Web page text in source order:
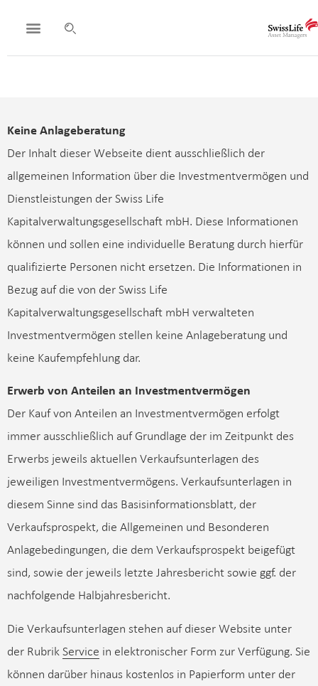
Keine Anlageberatung
Der Inhalt dieser Webseite dient ausschließlich der
allgemeinen Information über die Investmentvermögen und
Dienstleistungen der Swiss Life
Kapitalverwaltungsgesellschaft mbH. Diese Informationen
können und sollen eine individuelle Beratung durch hierfür
qualifizierte Personen nicht ersetzen. Die Informationen in
Bezug auf die von der Swiss Life
Kapitalverwaltungsgesellschaft mbH verwalteten
Investmentvermögen stellen keine Anlageberatung und
keine Kaufempfehlung dar.
Erwerb von Anteilen an Investmentvermögen
Der Kauf von Anteilen an Investmentvermögen erfolgt
immer ausschließlich auf Grundlage der im Zeitpunkt des
Erwerbs jeweils aktuellen Verkaufsunterlagen des
jeweiligen Investmentvermögens. Verkaufsunterlagen in
diesem Sinne sind das Basisinformationsblatt, der
Verkaufsprospekt, die Allgemeinen und Besonderen
Anlagebedingungen, die dem Verkaufsprospekt beigefügt
sind, sowie der jeweils letzte Jahresbericht sowie ggf. der
nachfolgende Halbjahresbericht.
Die Verkaufsunterlagen stehen auf dieser Website unter
der Rubrik Service in elektronischer Form zur Verfügung. Sie
können darüber hinaus kostenlos in Papierform unter der